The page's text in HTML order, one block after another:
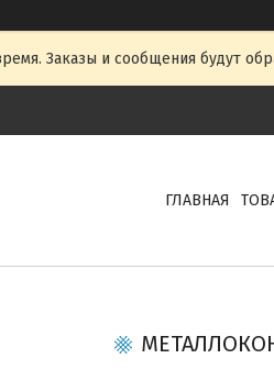
Заказы и сообщения будут
ГЛАВНАЯ